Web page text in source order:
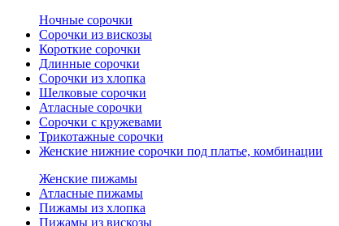
Ночные сорочки
Сорочки из вискозы
Короткие сорочки
Длинные сорочки
Сорочки из хлопка
Шелковые сорочки
Атласные сорочки
Сорочки с кружевами
Трикотажные сорочки
Женские нижние сорочки под платье, комбинации
Женские пижамы
Атласные пижамы
Пижамы из хлопка
Пижамы из вискозы